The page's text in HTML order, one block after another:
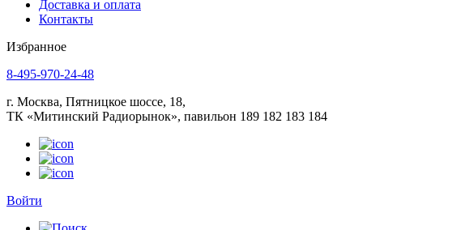
Доставка и оплата
Контакты
Избранное
8-495-970-24-48
г. Москва, Пятницкое шоссе, 18,
ТК «Митинский Радиорынок», павильон 189 182 183 184
Войти